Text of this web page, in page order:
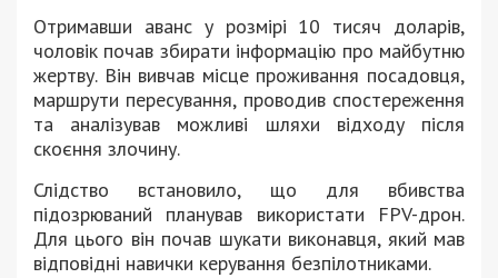
Отримавши аванс у розмірі 10 тисяч доларів,
чоловік почав збирати інформацію про майбутню
жертву. Він вивчав місце проживання посадовця,
маршрути пересування, проводив спостереження
та аналізував можливі шляхи відходу після
скоєння злочину.
Слідство встановило, що для вбивства
підозрюваний планував використати FPV-дрон.
Для цього він почав шукати виконавця, який мав
відповідні навички керування безпілотниками.